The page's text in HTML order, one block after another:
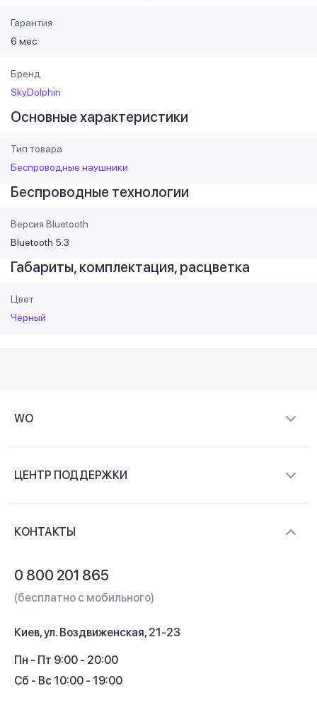
Гарантия
6 мес
Бренд
SkyDolphin
Основные характеристики
Тип товара
Беспроводные наушники
Беспроводные технологии
Версия Bluetooth
Bluetooth 5.3
Габариты, комплектация, расцветка
Цвет
Чёрный
WO
Контакты
ЦЕНТР ПОДДЕРЖКИ
Кэшбек
КОНТАКТЫ
0 800 201 865
(бесплатно с мобильного)
Киев, ул. Воздвиженская, 21-23
Пн - Пт 9:00 - 20:00
Сб - Вс 10:00 - 19:00